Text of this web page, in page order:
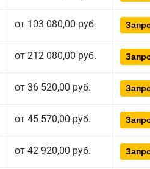
от 103 080,00 руб.
от 212 080,00 руб.
от 36 520,00 руб.
от 45 570,00 руб.
от 42 920,00 руб.